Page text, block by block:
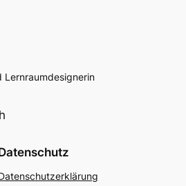
Lernraumdesignerin